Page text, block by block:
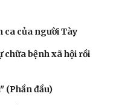
ca của người Tày
chữa bệnh xã hội rồi
(Phần đầu)